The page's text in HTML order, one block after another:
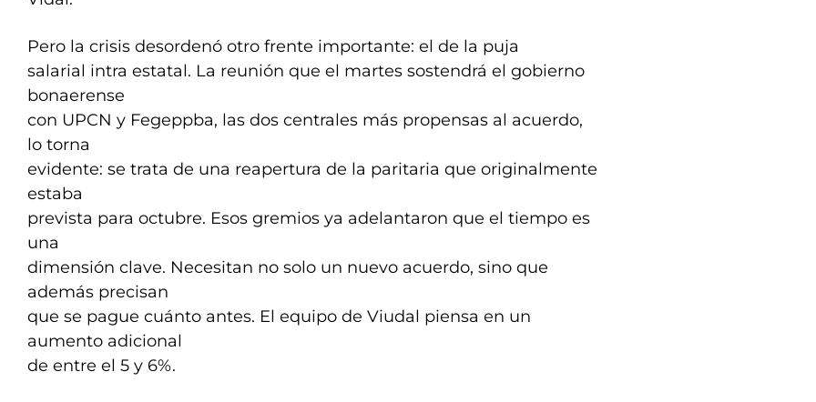
Pero la crisis desordenó otro frente importante: el de la puja
salarial intra estatal. La reunión que el martes sostendrá el gobierno
bonaerense
con UPCN y Fegeppba, las dos centrales más propensas al acuerdo,
lo torna
evidente: se trata de una reapertura de la paritaria que originalmente
estaba
prevista para octubre. Esos gremios ya adelantaron que el tiempo es
una
dimensión clave. Necesitan no solo un nuevo acuerdo, sino que
además precisan
que se pague cuánto antes. El equipo de Viudal piensa en un
aumento adicional
de entre el 5 y 6%.